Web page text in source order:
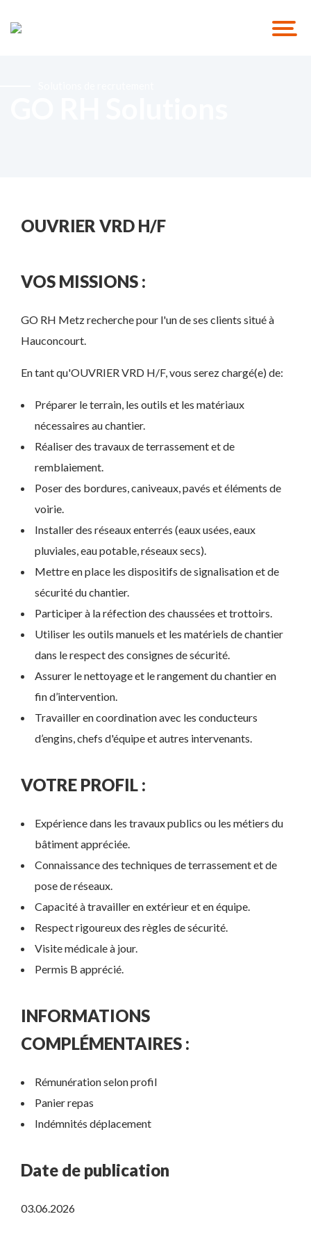
OUVRIER VRD H/F
VOS MISSIONS :
GO RH Metz recherche pour l'un de ses clients situé à
Hauconcourt.
En tant qu'OUVRIER VRD H/F, vous serez chargé(e) de:
Préparer le terrain, les outils et les matériaux
nécessaires au chantier.
Réaliser des travaux de terrassement et de
remblaiement.
Poser des bordures, caniveaux, pavés et éléments de
voirie.
Installer des réseaux enterrés (eaux usées, eaux
pluviales, eau potable, réseaux secs).
Mettre en place les dispositifs de signalisation et de
sécurité du chantier.
Participer à la réfection des chaussées et trottoirs.
Utiliser les outils manuels et les matériels de chantier
dans le respect des consignes de sécurité.
Assurer le nettoyage et le rangement du chantier en
fin d’intervention.
Travailler en coordination avec les conducteurs
d’engins, chefs d'équipe et autres intervenants.
VOTRE PROFIL :
Expérience dans les travaux publics ou les métiers du
bâtiment appréciée.
Connaissance des techniques de terrassement et de
pose de réseaux.
Capacité à travailler en extérieur et en équipe.
Respect rigoureux des règles de sécurité.
Visite médicale à jour.
Permis B apprécié.
INFORMATIONS
COMPLÉMENTAIRES :
Rémunération selon profil
Panier repas
Indémnités déplacement
Date de publication
03.06.2026